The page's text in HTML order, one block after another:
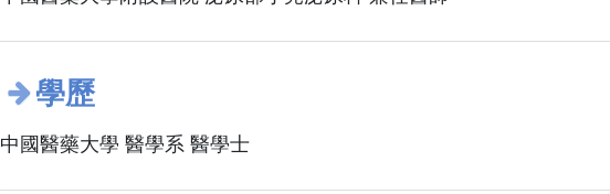
學歷
中國醫藥大學 醫學系 醫學士